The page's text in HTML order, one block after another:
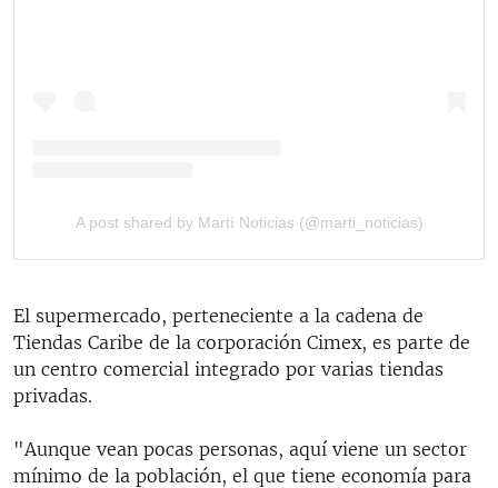
El supermercado, perteneciente a la cadena de
Tiendas Caribe de la corporación Cimex, es parte de
un centro comercial integrado por varias tiendas
privadas.
"Aunque vean pocas personas, aquí viene un sector
mínimo de la población, el que tiene economía para